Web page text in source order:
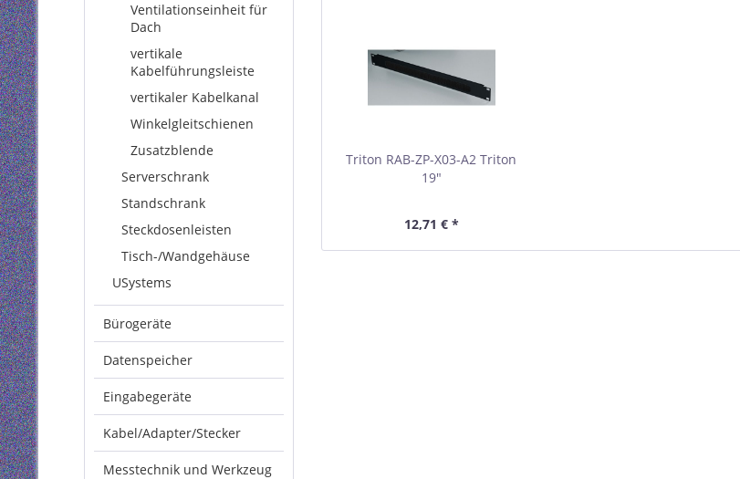
Ventilationseinheit für
Dach
vertikale
Kabelführungsleiste
vertikaler Kabelkanal
Winkelgleitschienen
Zusatzblende
Serverschrank
Standschrank
Steckdosenleisten
Tisch-/Wandgehäuse
USystems
Bürogeräte
Datenspeicher
Eingabegeräte
Kabel/Adapter/Stecker
Messtechnik und Werkzeug
Triton RAB-ZP-X03-A2 Triton
19"
schwarz RAL 9005
12,71 € *